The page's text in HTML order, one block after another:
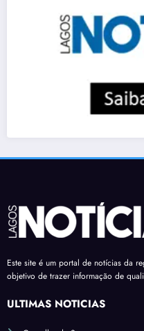
Este site é um portal de notícias da
objetivo de trazer informação de
ÚLTIMAS NOTÍCIAS